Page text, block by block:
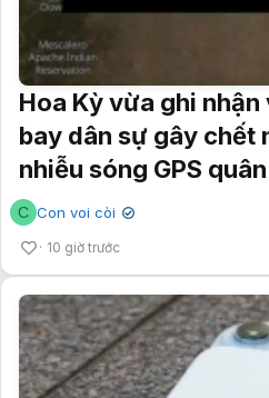
Hoa Kỳ vừa ghi
bay dân sự gây chết
nhiễu sóng GPS
C Con voi còi ✔
10 giờ trước